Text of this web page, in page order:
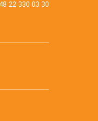
22 330 03 30